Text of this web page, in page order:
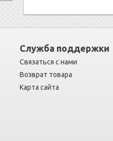
Служба поддержки
Связаться с нами
Возврат товара
Карта сайта